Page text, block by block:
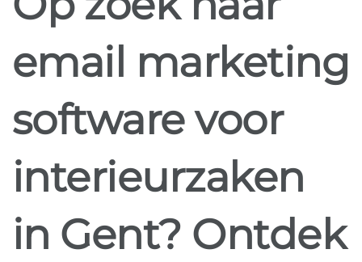
email marketing
software voor
interieurzaken
in Gent? Ontdek